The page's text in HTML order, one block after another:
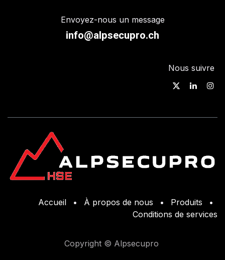
Envoyez-nous un message
info@alpsecupro.ch
Nous suivre
Accueil • À propos de nous • Produits
•
Conditions de services
Copyright © Alpsecupro